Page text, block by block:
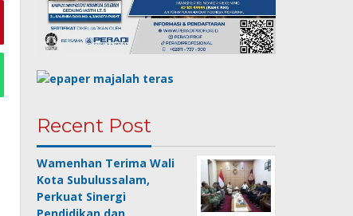
Recent Post
Wamenhan Terima Wali
Kota Subulussalam,
Perkuat Sinergi